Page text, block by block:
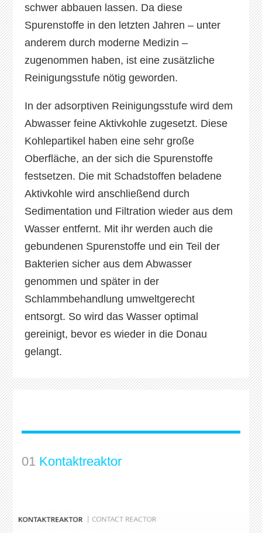
schwer abbauen lassen. Da diese
Spurenstoffe in den letzten Jahren – unter
anderem durch moderne Medizin –
zugenommen haben, ist eine zusätzliche
Reinigungsstufe nötig geworden.
In der adsorptiven Reinigungsstufe wird dem
Abwasser feine Aktivkohle zugesetzt. Diese
Kohlepartikel haben eine sehr große
Oberfläche, an der sich die Spurenstoffe
festsetzen. Die mit Schadstoffen beladene
Aktivkohle wird anschließend durch
Sedimentation und Filtration wieder aus dem
Wasser entfernt. Mit ihr werden auch die
gebundenen Spurenstoffe und ein Teil der
Bakterien sicher aus dem Abwasser
genommen und später in der
Schlammbehandlung umweltgerecht
entsorgt. So wird das Wasser optimal
gereinigt, bevor es wieder in die Donau
gelangt.
01 Kontaktreaktor